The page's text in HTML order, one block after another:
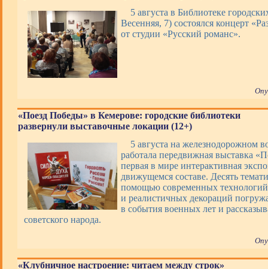
5 августа в Библиотеке
Весенняя, 7) состоялся концерт
от студии «Русский романс».
«Поезд Победы» в Кемерове: городские библиотеки
развернули выставочные локации (12+)
5 августа на железнодорожном
работала передвижная выставка
первая в мире интерактивная
движущемся составе. Десять
помощью современных
и реалистичных декораций
в события военных лет и
советского народа.
«Клубничное настроение: читаем между строк»